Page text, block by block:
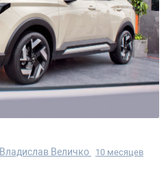
Владислав Величко
10 месяцев